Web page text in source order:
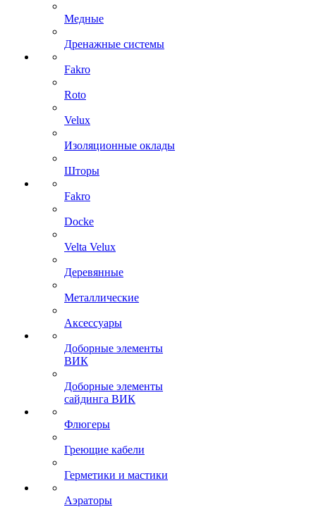
Медные
Дренажные системы
Fakro
Roto
Velux
Изоляционные оклады
Шторы
Fakro
Docke
Velta Velux
Деревянные
Металлические
Аксессуары
Доборные элементы
ВИК
Доборные элементы
сайдинга ВИК
Флюгеры
Греющие кабели
Герметики и мастики
Аэраторы